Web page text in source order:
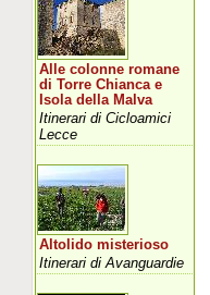
Alle colonne romane
di Torre Chianca e
Isola della Malva
Itinerari di Cicloamici
Lecce
Altolido misterioso
Itinerari di Avanguardie